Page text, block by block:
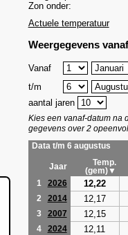
Zon onder:
Actuele temperatuur
Weergegevens
Vanaf
t/m
aantal jaren
Kies een vanaf-datum na
gegevens over 2
Data t/m 6 augustus
Jaar
Temp.
(gem)▼
1
2026 12,22
2 2014 12,17
3 2007 12,15
4 2024 12,11